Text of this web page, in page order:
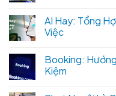
AI Hay: Tổng
Việc
Booking:
Kiệm